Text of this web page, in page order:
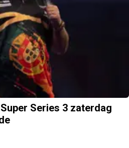
Series 3 zaterdag